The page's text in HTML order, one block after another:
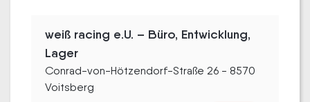
weiß racing e.U. – Büro, Entwicklung,
Lager
Conrad-von-Hötzendorf-Straße 26 - 8570
Voitsberg